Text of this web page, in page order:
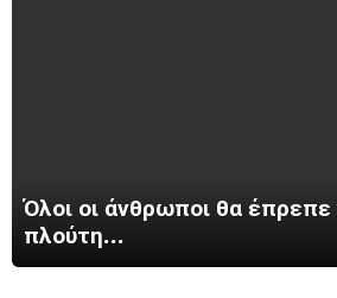
Όλοι οι άνθρωποι θα
πλούτη…